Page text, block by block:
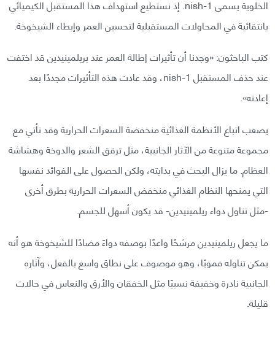
الخلوية يسمى nish-1. إذ نستطيع استهداف هذا المستقبل الكيميائي
بانتقائية في المحاولات المستقبلية لتحسين العمر وإبطاء الشيخوخة.
كتب الباحثون: «وجدنا أن تأثيرات إطالة العمر عند بريلمينيدين قد اختفت
عند حذف المستقبل nish-1، وقد عادت هذه التأثيرات مجددًا بعد
إعادته».
يصعب اتباع الأنظمة الغذائية منخفضة السعرات الحرارية وقد تأتي مع
مجموعة متنوعة من الآثار الجانبية، مثل ترقق الشعر والدوخة وهشاشة
العظام. ما يزال البحث في بدايته، ولكن الحصول على الفوائد نفسها
التي يمنحها النظام الغذائي منخفض السعرات الحرارية بطرق أخرى
-مثل تناول دواء ريلمينيدين- قد يكون أسهل للجسم.
ما يجعل ريلمينيدين مرشحًا واعدًا بوصفه دواءً مضادًا للشيخوخة هو أنه
يمكن تناوله فمويًا، وهو موصوف على نطاق واسع بالفعل، وآثاره
الجانبية نادرة وخفيفة نسبيًا مثل الخفقان والأرق والنعاس في حالات
قليلة.